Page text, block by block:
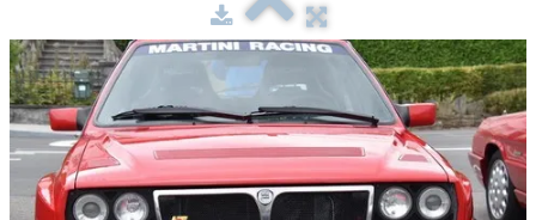
Telechargements